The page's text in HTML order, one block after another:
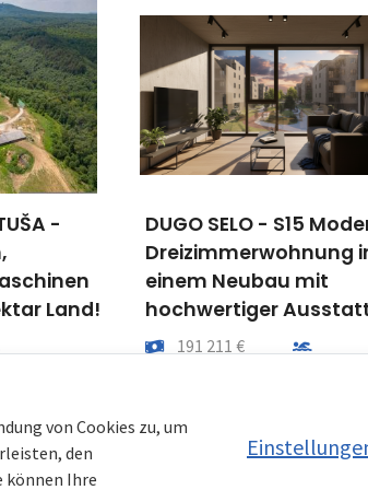
-
Land!
vom meer
DUGO SELO - S15
Dreizimmerwohnung
einem Neubau mit
hochwertiger
Preis191 211 €
von Cookies zu, um
den
können Ihre